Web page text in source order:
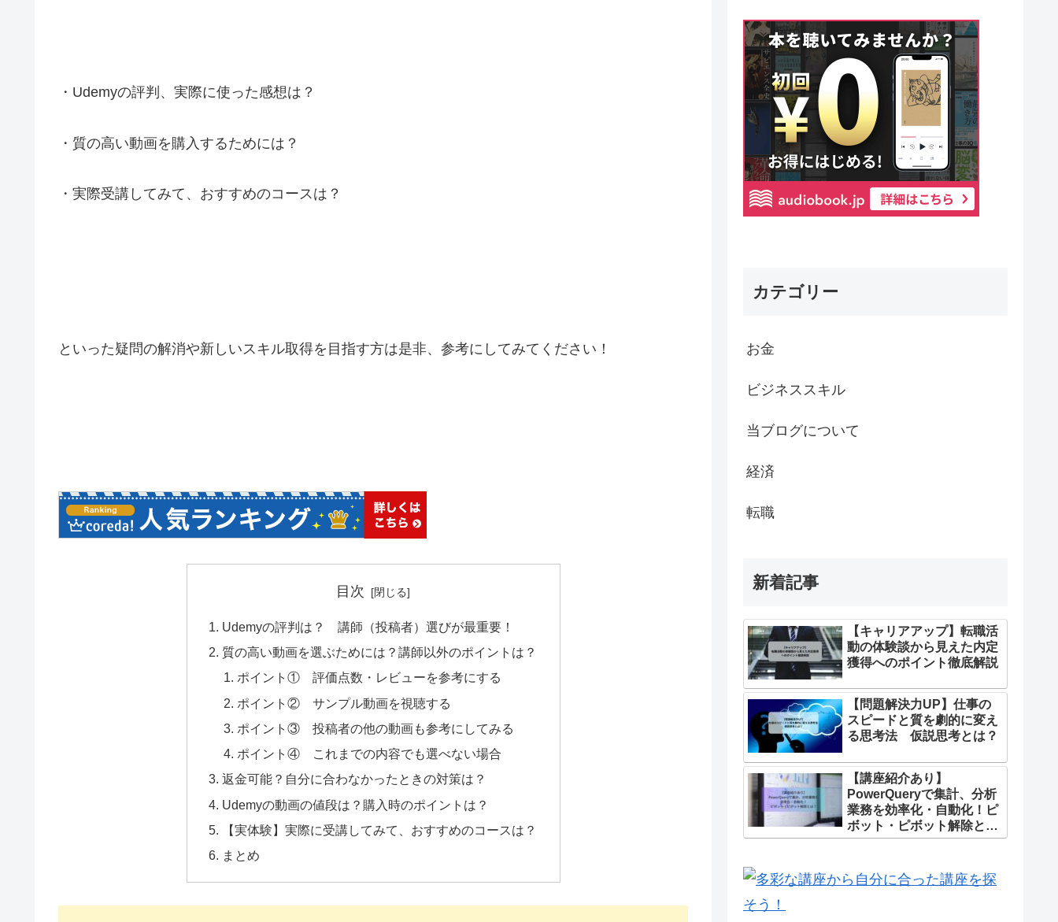
・Udemyの評判、実際に使った感想は？
・質の高い動画を購入するためには？
・実際受講してみて、おすすめのコースは？
といった疑問の解消や新しいスキル取得を目指す方は是非、参考にしてみてください！
目次
Udemyの評判は？ 講師（投稿者）選びが最重要！
質の高い動画を選ぶためには？講師以外のポイントは？
ポイント① 評価点数・レビューを参考にする
ポイント② サンプル動画を視聴する
ポイント③ 投稿者の他の動画も参考にしてみる
ポイント④ これまでの内容でも選べない場合
返金可能？自分に合わなかったときの対策は？
Udemyの動画の値段は？購入時のポイントは？
【実体験】実際に受講してみて、おすすめのコースは？
まとめ
カテゴリー
お金
ビジネススキル
当ブログについて
経済
転職
新着記事
【キャリアアップ】転職活
動の体験談から見えた内定
獲得へのポイント徹底解説
【問題解決力UP】仕事の
スピードと質を劇的に変え
る思考法 仮説思考とは？
【講座紹介あり】
PowerQueryで集計、分析
業務を効率化・自動化！ピ
ボット・ピボット解除と
は？